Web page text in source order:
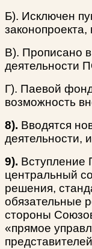
Б). Исключен
В). Прописано
деятельности
Г). Паевой
возможность
8). Вводятся
деятельности,
9). Вступление
центральный
решения,
обязательные
стороны
«прямое